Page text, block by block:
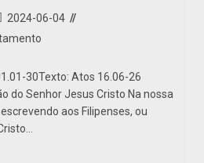
2024-06-04
30Texto: Atos 16.06-26
do Senhor Jesus Cristo Na nossa
aos Filipenses, ou